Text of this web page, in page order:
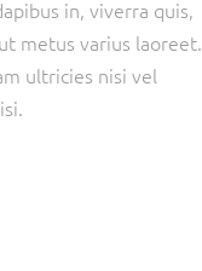
in, viverra quis,
metus varius laoreet.
ultricies nisi vel